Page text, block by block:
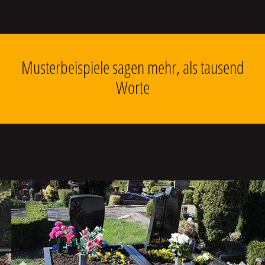
Musterbeispiele sagen mehr, als tausend
Worte